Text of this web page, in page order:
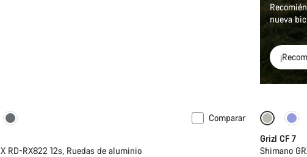
nueva
Comparar
RD-RX822 12s, Ruedas de aluminio
Grizl CF 7
Shimano